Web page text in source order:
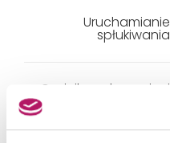
Uruchamianie
spłukiwania
Czujnik podczerwieni